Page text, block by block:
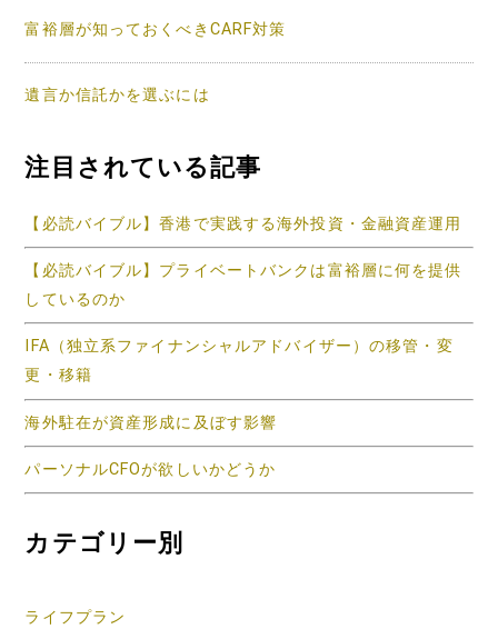
富裕層が知っておくべきCARF対策
遺言か信託かを選ぶには
注目されている記事
【必読バイブル】香港で実践する海外投資・金融資産運用
【必読バイブル】プライベートバンクは富裕層に何を提供
しているのか
IFA（独立系ファイナンシャルアドバイザー）の移管・変
更・移籍
海外駐在が資産形成に及ぼす影響
パーソナルCFOが欲しいかどうか
カテゴリー別
ライフプラン